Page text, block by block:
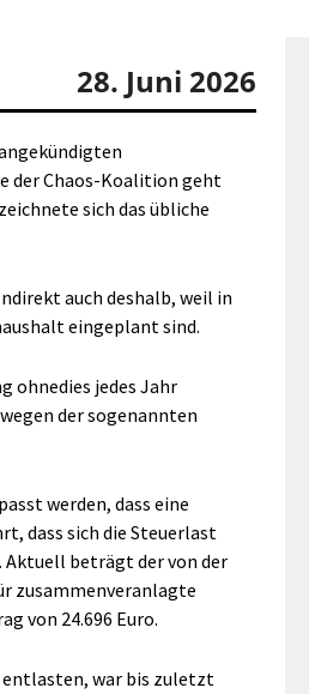
28. Juni 2026
der Chaos-Koalition geht
sich das übliche
auch deshalb, weil in
eingeplant sind.
ohnedies jedes Jahr
der sogenannten
werden, dass eine
dass sich die Steuerlast
Aktuell beträgt der von der
zusammenveranlagte
von 24.696 Euro.
war bis zuletzt